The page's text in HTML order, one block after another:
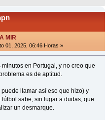
MIR
01, 2025, 06:46 Horas »
en Portugal, y no creo que
es de aptitud.
llamar así eso que hizo) y
sabe, sin lugar a dudas, que
un desmarque.